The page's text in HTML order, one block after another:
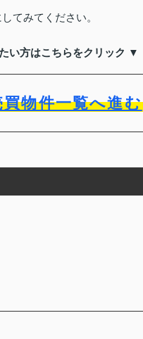
てみてください。
い方はこちらをクリック ▼
物件一覧へ進む